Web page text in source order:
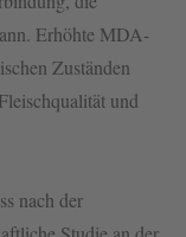
Erhöhte MDA-
Zuständen
und
nach der